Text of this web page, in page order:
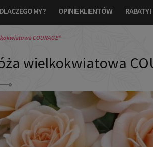
DLACZEGO MY ? OPINIE KLIENTÓW RABATY
COURAGE®
wielkokwiatowa